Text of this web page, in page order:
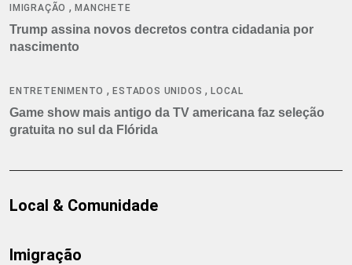
IMIGRAÇÃO ,MANCHETE
Trump assina novos decretos contra cidadania por
nascimento
ENTRETENIMENTO ,ESTADOS UNIDOS ,LOCAL
Game show mais antigo da TV americana faz seleção
gratuita no sul da Flórida
Local & Comunidade
Imigração